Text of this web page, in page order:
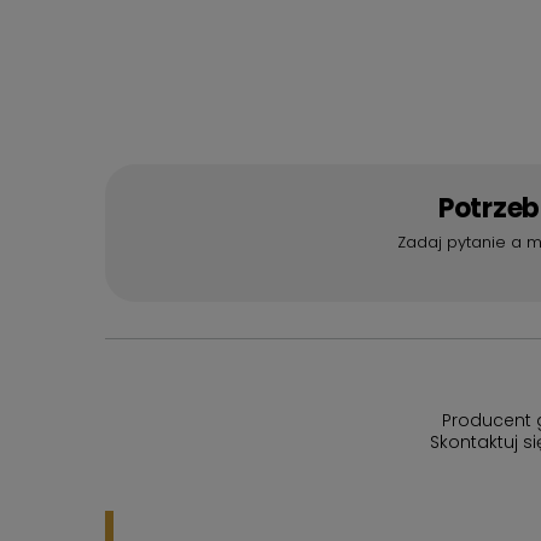
Zadaj pytanie a
Producent
Skontaktuj